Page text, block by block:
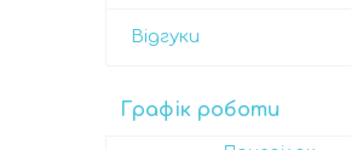
Відгуки
Графік роботи